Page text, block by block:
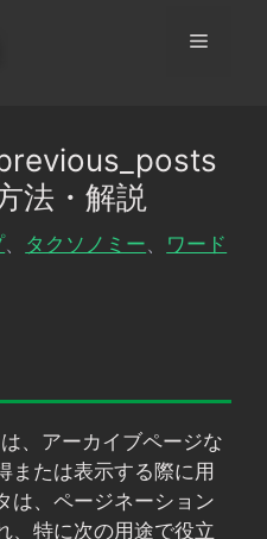
メ
ー
法・解説
、 タクソノミー
ワード
、アーカイブページな
または表示する際に用
は、ページネーション
、特に次の用途で役立